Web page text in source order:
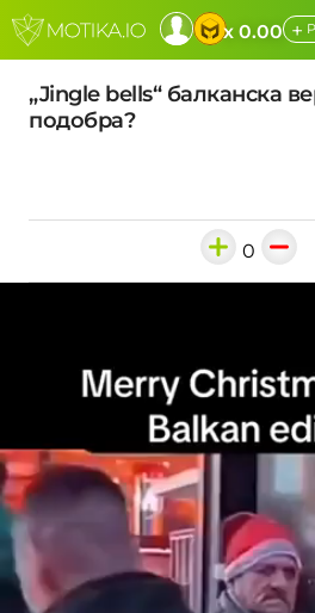
x 0.00 +
„Jingle bells“ балканска
подобра?
0